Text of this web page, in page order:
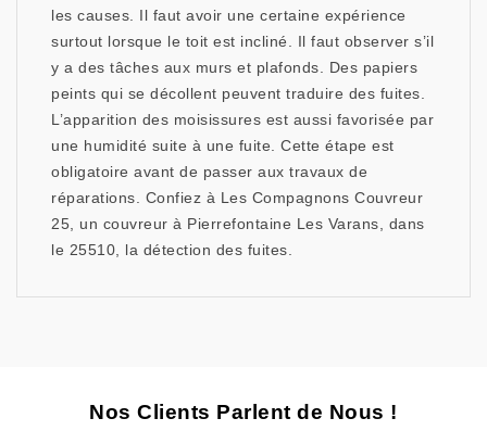
les causes. Il faut avoir une certaine expérience
surtout lorsque le toit est incliné. Il faut observer s’il
y a des tâches aux murs et plafonds. Des papiers
peints qui se décollent peuvent traduire des fuites.
L’apparition des moisissures est aussi favorisée par
une humidité suite à une fuite. Cette étape est
obligatoire avant de passer aux travaux de
réparations. Confiez à Les Compagnons Couvreur
25, un couvreur à Pierrefontaine Les Varans, dans
le 25510, la détection des fuites.
Nos Clients Parlent de Nous !